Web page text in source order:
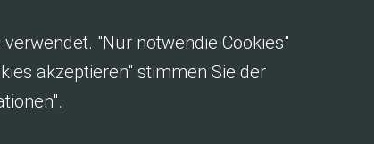
"Nur notwendie Cookies"
akzeptieren" stimmen Sie der